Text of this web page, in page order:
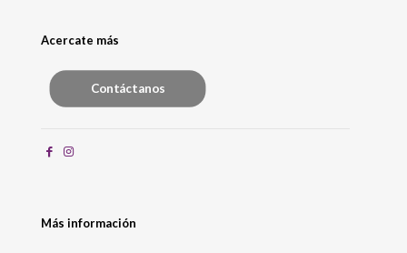
Acercate más
Contáctanos
Más información